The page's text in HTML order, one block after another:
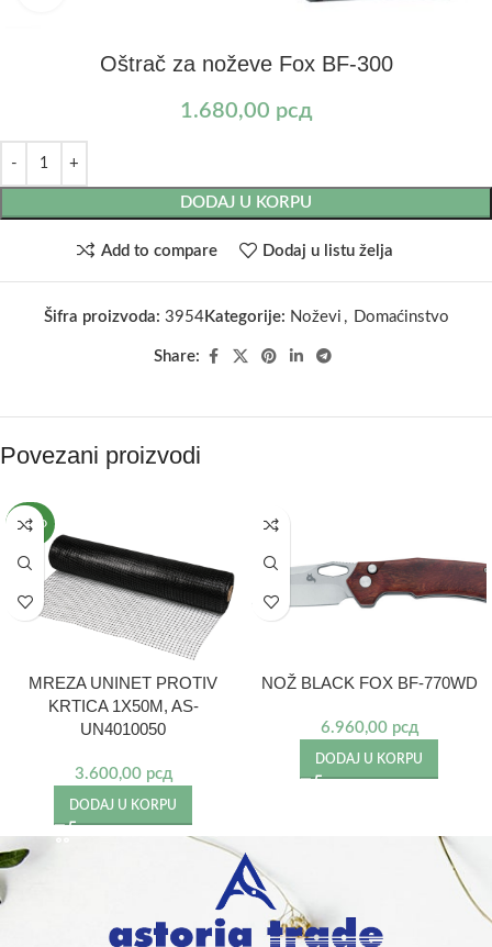
Oštrač za noževe Fox BF-300
1.680,00 рсд
DODAJ U KORPU
Add to compare Dodaj u listu želja
Šifra proizvoda: 3954Kategorije: Noževi , Domaćinstvo
Share:
Povezani proizvodi
NOVO
MREZA UNINET PROTIV
KRTICA 1X50M, AS-
UN4010050
3.600,00 рсд
DODAJ U KORPU
NOŽ BLACK FOX BF-770WD
6.960,00 рсд
DODAJ U KORPU